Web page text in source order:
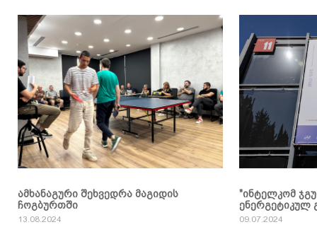
ამხანაგური შეხვედრა მაგიდის
ჩოგბურთში
13.08.2024
"ინტელკომ
ენერგეტიკულ
09.07.2024